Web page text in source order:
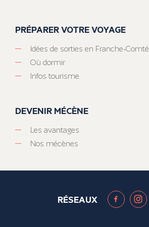
PRÉPARER VOTRE VOYAGE
Idées de sorties en Franche-Comté
Où dormir
Infos tourisme
DEVENIR MÉCÈNE
Les avantages
Nos mécènes
RÉSEAUX